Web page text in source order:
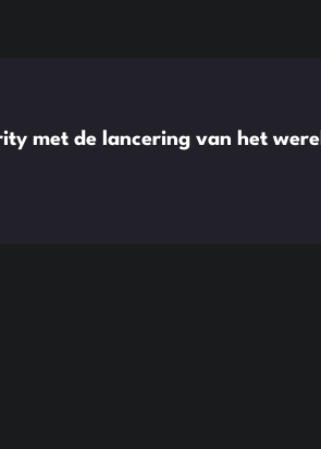
met de lancering van het